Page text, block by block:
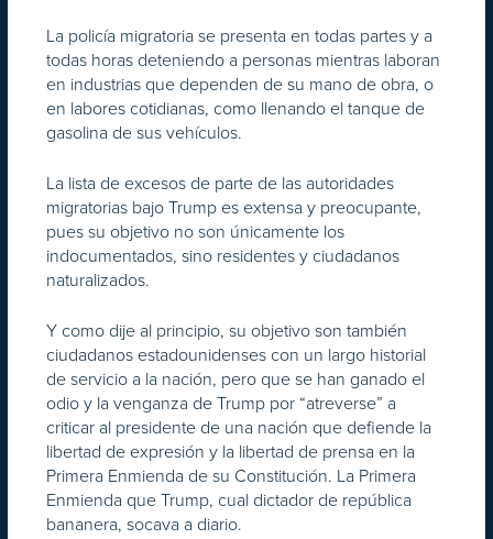
La policía migratoria se presenta en todas partes y a
todas horas deteniendo a personas mientras laboran
en industrias que dependen de su mano de obra, o
en labores cotidianas, como llenando el tanque de
gasolina de sus vehículos.
La lista de excesos de parte de las autoridades
migratorias bajo Trump es extensa y preocupante,
pues su objetivo no son únicamente los
indocumentados, sino residentes y ciudadanos
naturalizados.
Y como dije al principio, su objetivo son también
ciudadanos estadounidenses con un largo historial
de servicio a la nación, pero que se han ganado el
odio y la venganza de Trump por “atreverse” a
criticar al presidente de una nación que defiende la
libertad de expresión y la libertad de prensa en la
Primera Enmienda de su Constitución. La Primera
Enmienda que Trump, cual dictador de república
bananera, socava a diario.